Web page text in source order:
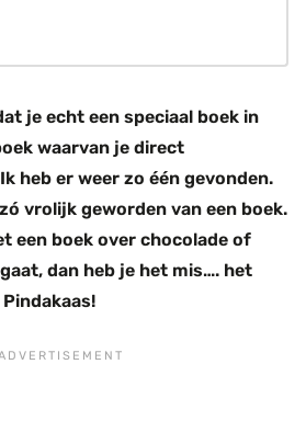
je echt een speciaal boek in
waarvan je direct
heb er weer zo één gevonden.
vrolijk geworden van een boek.
een boek over chocolade of
dan heb je het mis…. het